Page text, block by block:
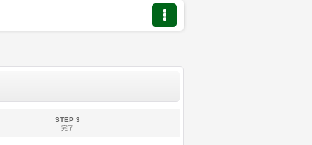
STEP 3
完了